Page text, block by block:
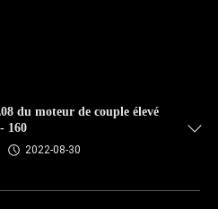
du moteur de couple élevé
160
2022-08-30